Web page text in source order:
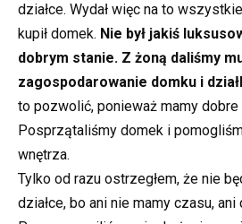
działce. Wydał więc na to
kupił domek. Nie był jakiś
dobrym stanie. Z żoną daliśmy
zagospodarowanie domku i
to pozwolić, ponieważ mamy dobre
Posprzątaliśmy domek i
wnętrza.
Tylko od razu ostrzegłem, że nie
działce, bo ani nie mamy czasu, ani